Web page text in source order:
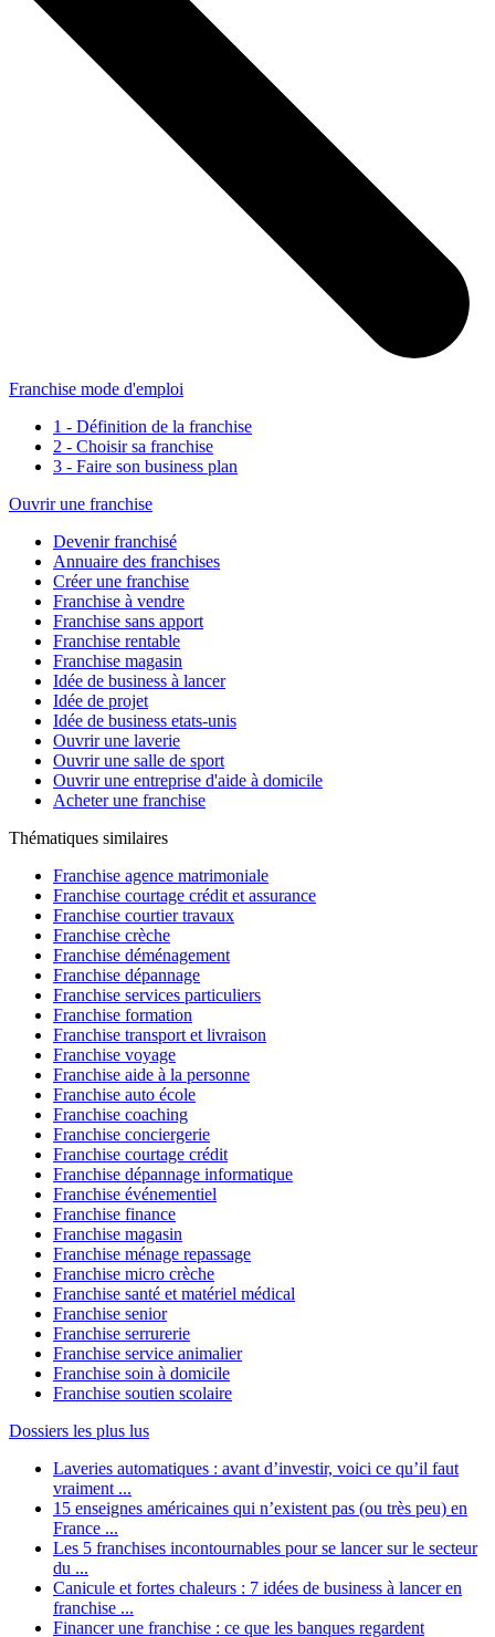
Franchise mode d'emploi
1 - Définition de la franchise
2 - Choisir sa franchise
3 - Faire son business plan
Ouvrir une franchise
Devenir franchisé
Annuaire des franchises
Créer une franchise
Franchise à vendre
Franchise sans apport
Franchise rentable
Franchise magasin
Idée de business à lancer
Idée de projet
Idée de business etats-unis
Ouvrir une laverie
Ouvrir une salle de sport
Ouvrir une entreprise d'aide à domicile
Acheter une franchise
Thématiques similaires
Franchise agence matrimoniale
Franchise courtage crédit et assurance
Franchise courtier travaux
Franchise crèche
Franchise déménagement
Franchise dépannage
Franchise services particuliers
Franchise formation
Franchise transport et livraison
Franchise voyage
Franchise aide à la personne
Franchise auto école
Franchise coaching
Franchise conciergerie
Franchise courtage crédit
Franchise dépannage informatique
Franchise événementiel
Franchise finance
Franchise magasin
Franchise ménage repassage
Franchise micro crèche
Franchise santé et matériel médical
Franchise senior
Franchise serrurerie
Franchise service animalier
Franchise soin à domicile
Franchise soutien scolaire
Dossiers les plus lus
Laveries automatiques : avant d’investir, voici ce qu’il faut
vraiment ...
15 enseignes américaines qui n’existent pas (ou très peu) en
France ...
Les 5 franchises incontournables pour se lancer sur le secteur
du ...
Canicule et fortes chaleurs : 7 idées de business à lancer en
franchise ...
Financer une franchise : ce que les banques regardent